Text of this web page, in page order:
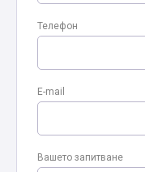
Телефон
E-mail
Вашето запитване